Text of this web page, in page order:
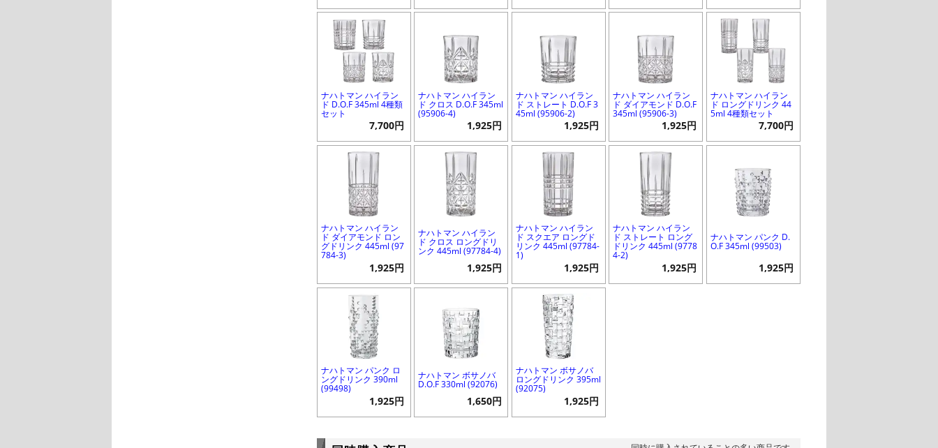
ナハトマン ハイラン
ド D.O.F 345ml 4種類
セット
7,700円
ナハトマン ハイラン
ド クロス D.O.F 345ml
(95906-4)
1,925円
ナハトマン ハイラン
ド ストレート D.O.F 3
45ml (95906-2)
1,925円
ナハトマン ハイラン
ド ダイアモンド D.O.F
345ml (95906-3)
1,925円
ナハトマン ハイラン
ド ロングドリンク 44
5ml 4種類セット
7,700円
ナハトマン ハイラン
ド ダイアモンド ロン
グドリンク 445ml (97
784-3)
1,925円
ナハトマン ハイラン
ド クロス ロングドリ
ンク 445ml (97784-4)
1,925円
ナハトマン ハイラン
ド スクエア ロングド
リンク 445ml (97784-
1)
1,925円
ナハトマン ハイラン
ド ストレート ロング
ドリンク 445ml (9778
4-2)
1,925円
ナハトマン パンク D.
O.F 345ml (99503)
1,925円
ナハトマン パンク ロ
ングドリンク 390ml
(99498)
1,925円
ナハトマン ボサノバ
D.O.F 330ml (92076)
1,650円
ナハトマン ボサノバ
ロングドリンク 395ml
(92075)
1,925円